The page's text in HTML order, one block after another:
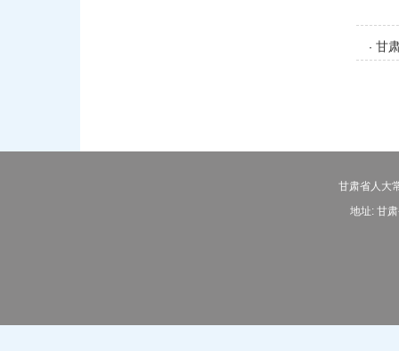
· 甘
甘肃省人大
地址: 甘